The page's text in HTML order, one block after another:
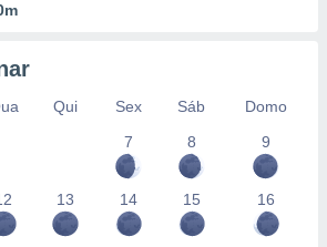
Qui Sex Sáb
Domo
7
8 9
13 14 15 16